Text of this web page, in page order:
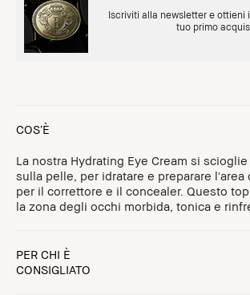
Iscriviti alla newsletter e ottieni
tuo primo
COS’È
La nostra Hydrating Eye Cream si
sulla pelle, per idratare e preparare
per il correttore e il concealer. Questo
la zona degli occhi morbida, tonica e
PER CHI È
CONSIGLIATO